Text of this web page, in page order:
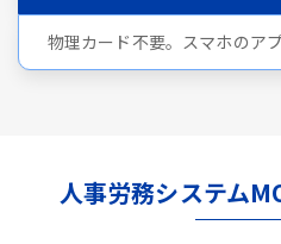
物理カード不要。スマホのア
人事労務システム